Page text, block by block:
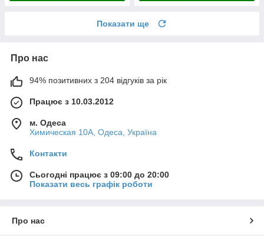
Показати ще
Про нас
94% позитивних з 204 відгуків за рік
Працює з 10.03.2012
м. Одеса
Химическая 10А, Одеса, Україна
Контакти
Сьогодні працює з 09:00 до 20:00
Показати весь графік роботи
Про нас